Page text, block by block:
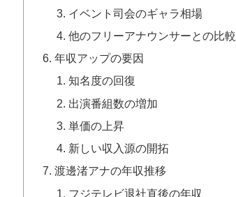
イベント司会のギャラ相場
他のフリーアナウンサーとの比較
年収アップの要因
知名度の回復
出演番組数の増加
単価の上昇
新しい収入源の開拓
渡邊渚アナの年収推移
フジテレビ退社直後の年収